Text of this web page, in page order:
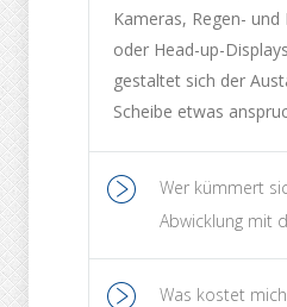
Kameras, Regen-
oder Head-up-
gestaltet sich der
Scheibe etwas
Wer kümmert
Abwicklung mit
Was kostet